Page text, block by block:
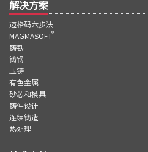
解决方案
迈格码六步法
MAGMASOFT®
铸铁
铸钢
压铸
有色金属
砂芯和模具
铸件设计
连续铸造
热处理